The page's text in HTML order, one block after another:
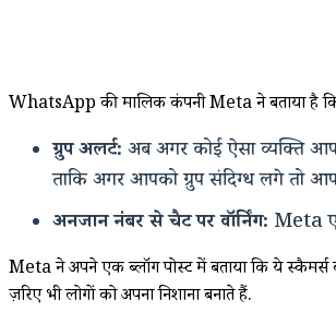
WhatsApp की मालिक कंपनी Meta ने बताया है
ग्रुप अलर्ट: अब अगर कोई ऐसा व्यक्ति
ताकि अगर आपको ग्रुप संदिग्ध लगे तो
अनजान नंबर से चैट पर वॉर्निंग: Meta
Meta ने अपने एक ब्लॉग पोस्ट में बताया कि ये
ज़रिए भी लोगों को अपना निशाना बनाते हैं.